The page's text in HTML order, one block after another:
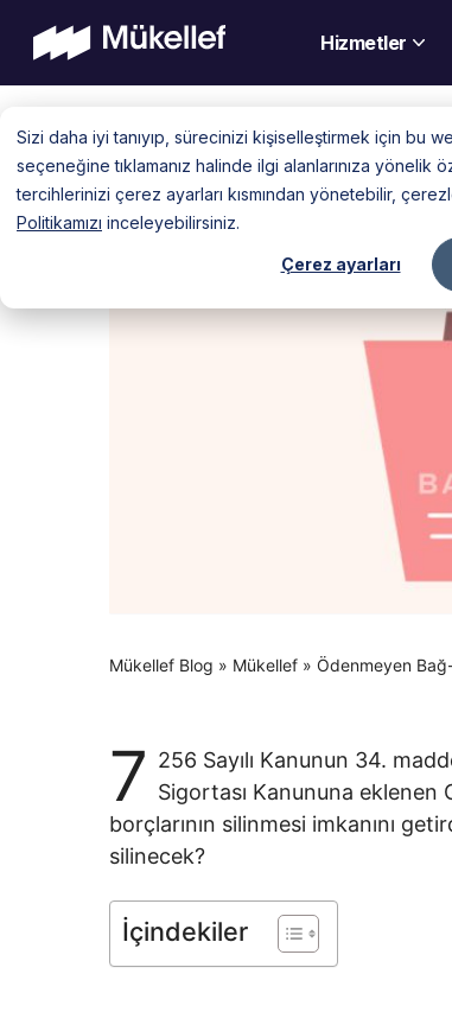
Sizi daha iyi tanıyıp, sürecinizi kişiselleştirmek için bu
seçeneğine tıklamanız halinde ilgi alanlarınıza yönelik
tercihlerinizi çerez ayarları kısmından yönetebilir,
Politikamızı inceleyebilirsiniz.
Çerez ayarları
content
Hizmetler
Mükellef Blog » Mükellef » Ödenmeyen
7 256 Sayılı Kanunun 34.
Sigortası Kanununa
borçlarının silinmesi imkanını
silinecek?
İçindekiler